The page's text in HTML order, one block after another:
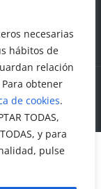
necesarias
hábitos de
relación
obtener
de cookies.
TODAS,
y para
pulse
Talamanca
Ideas